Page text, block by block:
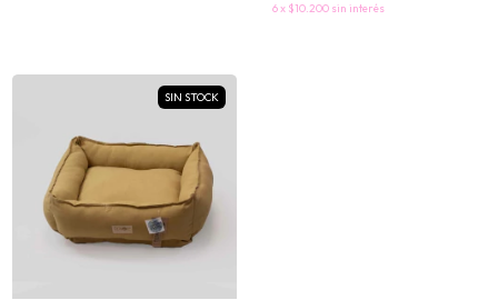
6x $10.200 sin interés
SIN STOCK